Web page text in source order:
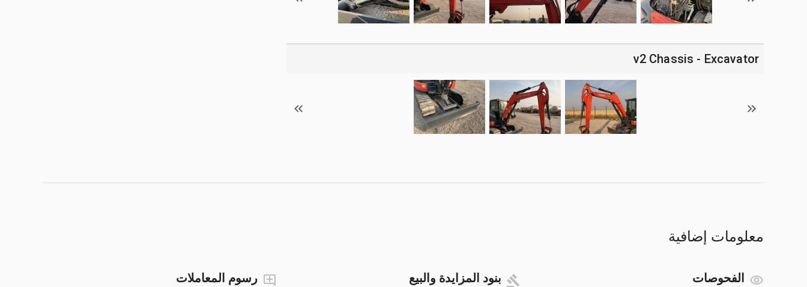
v2 Chassis - Excavator
معلومات إضافية
الفحوصات بنود المزايدة والبيع رسوم المعاملات